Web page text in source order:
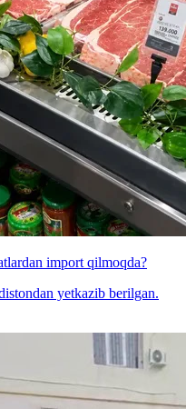
import qilmoqda?
yetkazib berilgan.